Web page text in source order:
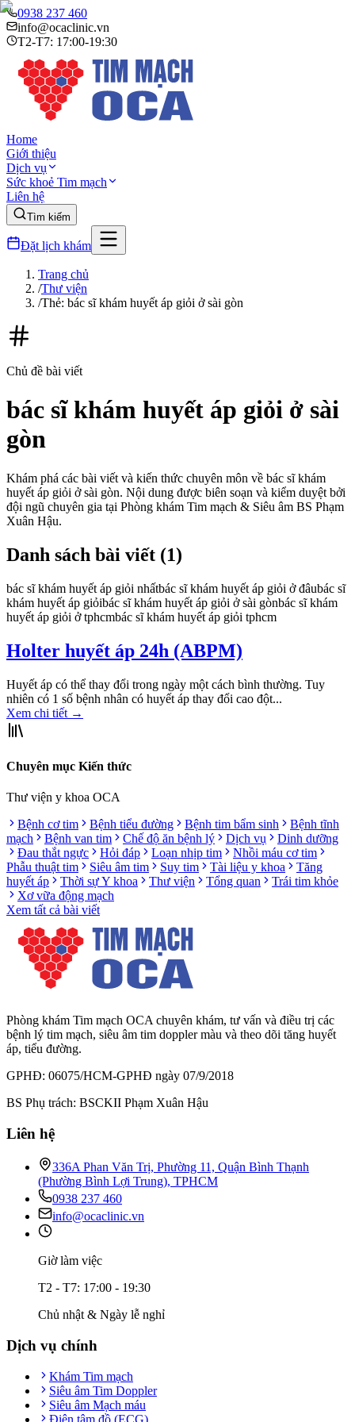
0938 237 460
info@ocaclinic.vn
T2-T7: 17:00-19:30
Home
Giới thiệu
Dịch vụ
Sức khoẻ Tim mạch
Liên hệ
Tìm kiếm
Đặt lịch khám
Trang chủ
/Thư viện
/Thẻ: bác sĩ khám huyết áp giỏi ở sài gòn
Chủ đề bài viết
bác sĩ khám huyết áp giỏi ở sài
gòn
Khám phá các bài viết và kiến thức chuyên môn về bác sĩ khám
huyết áp giỏi ở sài gòn. Nội dung được biên soạn và kiểm duyệt bởi
đội ngũ chuyên gia tại Phòng khám Tim mạch & Siêu âm BS Phạm
Xuân Hậu.
Danh sách bài viết (1)
bác sĩ khám huyết áp giỏi nhấtbác sĩ khám huyết áp giỏi ở đâubác sĩ
khám huyết áp giỏibác sĩ khám huyết áp giỏi ở sài gònbác sĩ khám
huyết áp giỏi ở tphcmbác sĩ khám huyết áp giỏi tphcm
Holter huyết áp 24h (ABPM)
Huyết áp có thể thay đổi trong ngày một cách bình thường. Tuy
nhiên có 1 số bệnh nhân có huyết áp thay đổi cao đột...
Xem chi tiết →
Chuyên mục Kiến thức
Thư viện y khoa OCA
Bệnh cơ tim
Bệnh tiểu đường Bệnh tim bẩm sinh
Bệnh tĩnh
mạch
Bệnh van tim Chế độ ăn bệnh lý Dịch vụ
Dinh dưỡng
Đau thắt ngực
Hỏi đáp Loạn nhịp tim
Nhồi máu cơ tim
Phẫu thuật tim
Siêu âm tim Suy tim Tài liệu y khoa
Tăng
huyết áp
Thời sự Y khoa Thư viện Tổng quan
Trái tim khỏe
Xơ vữa động mạch
Xem tất cả bài viết
Phòng khám Tim mạch OCA chuyên khám, tư vấn và điều trị các
bệnh lý tim mạch, siêu âm tim doppler màu và theo dõi tăng huyết
áp, tiểu đường.
GPHĐ: 06075/HCM-GPHĐ ngày 07/9/2018
BS Phụ trách: BSCKII Phạm Xuân Hậu
Liên hệ
336A Phan Văn Trị, Phường 11, Quận Bình Thạnh
(Phường Bình Lợi Trung), TPHCM
0938 237 460
info@ocaclinic.vn
Giờ làm việc
T2 - T7: 17:00 - 19:30
Chủ nhật & Ngày lễ nghỉ
Dịch vụ chính
Khám Tim mạch
Siêu âm Tim Doppler
Siêu âm Mạch máu
Điện tâm đồ (ECG)